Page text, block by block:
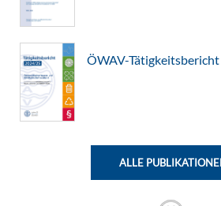
ÖWAV-
ALLE